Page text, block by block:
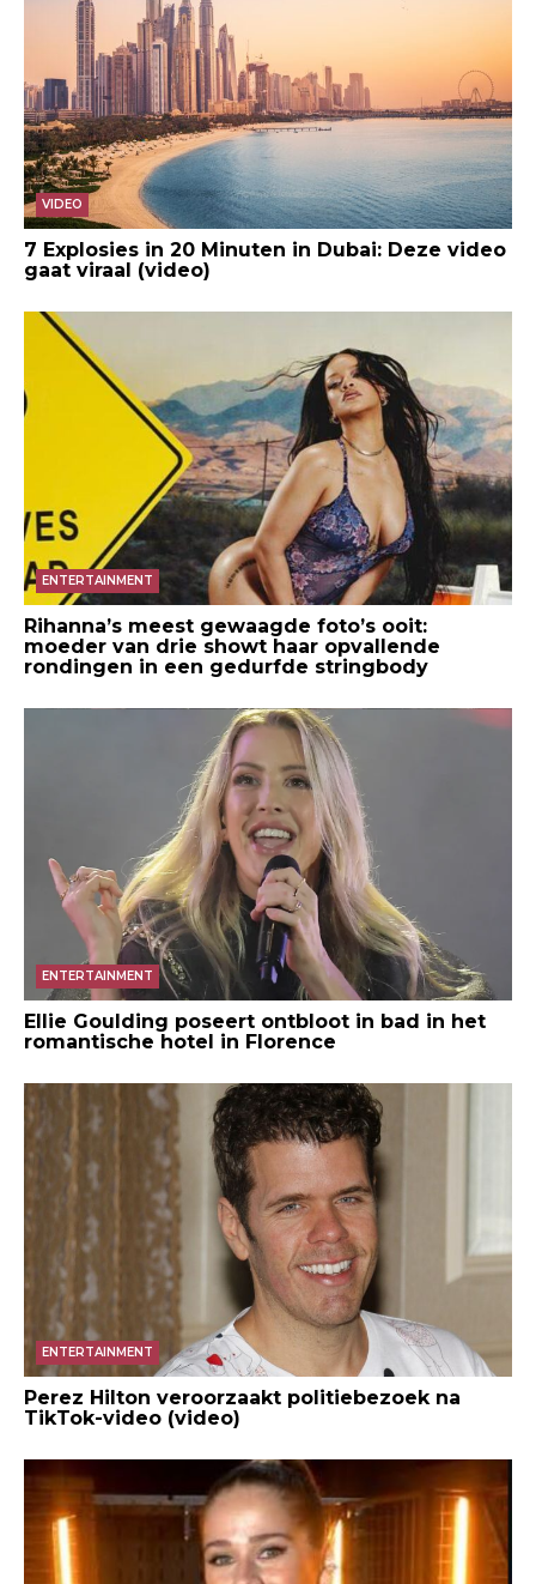
VIDEO
7 Explosies in 20 Minuten in Dubai: Deze video
gaat viraal (video)
ENTERTAINMENT
Rihanna’s meest gewaagde foto’s ooit:
moeder van drie showt haar opvallende
rondingen in een gedurfde stringbody
ENTERTAINMENT
Ellie Goulding poseert ontbloot in bad in het
romantische hotel in Florence
ENTERTAINMENT
Perez Hilton veroorzaakt politiebezoek na
TikTok-video (video)